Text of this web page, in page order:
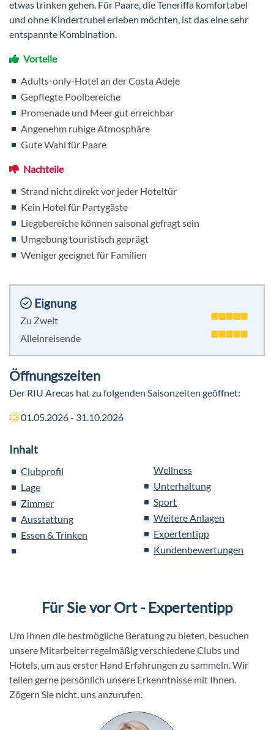
Inhalt
Clubprofil
Lage
Zimmer
Ausstattung
Essen & Trinken
Wellness
Unterhaltung
Sport
Weitere Anlagen
Expertentipp
Kundenbewertungen
Eignung
Zu Zweit
Alleinreisende
Öffnungszeiten
Der RIU Arecas hat zu folgenden Saisonzeiten geöffnet:
01.05.2026 - 31.10.2026
etwas trinken gehen. Für Paare, die Teneriffa komfortabel
und ohne Kindertrubel erleben möchten, ist das eine sehr
entspannte Kombination.
Vorteile
Adults-only-Hotel an der Costa Adeje
Gepflegte Poolbereiche
Promenade und Meer gut erreichbar
Angenehm ruhige Atmosphäre
Gute Wahl für Paare
Nachteile
Strand nicht direkt vor jeder Hoteltür
Kein Hotel für Partygäste
Liegebereiche können saisonal gefragt sein
Umgebung touristisch geprägt
Weniger geeignet für Familien
Für Sie vor Ort - Expertentipp
Um Ihnen die bestmögliche Beratung zu bieten, besuchen
unsere Mitarbeiter regelmäßig verschiedene Clubs und
Hotels, um aus erster Hand Erfahrungen zu sammeln. Wir
teilen gerne persönlich unsere Erkenntnisse mit Ihnen.
Zögern Sie nicht, uns anzurufen.